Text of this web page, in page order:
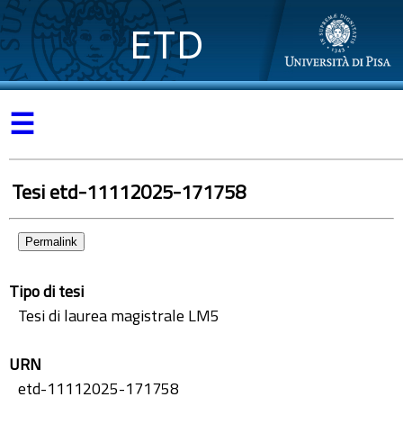
ETD
☰
Tesi etd-11112025-171758
Permalink
Tipo di tesi
Tesi di laurea magistrale LM5
URN
etd-11112025-171758